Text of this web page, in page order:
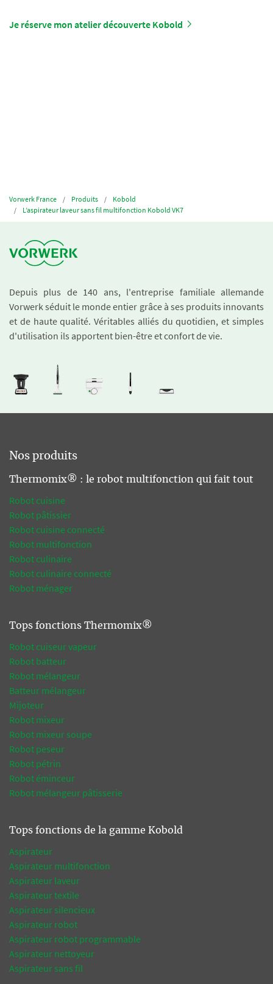
Je réserve mon atelier découverte Kobold
Vorwerk France Produits
Kobold
L’aspirateur laveur sans fil multifonction Kobold VK7
Depuis plus de 140 ans, l'entreprise familiale allemande
Vorwerk séduit le monde entier grâce à ses produits innovants
et de haute qualité. Véritables alliés du quotidien, et simples
d'utilisation ils apportent bien-être et confort de vie.
Nos produits
Thermomix® : le robot multifonction qui fait tout
Robot cuisine
Robot pâtissier
Robot cuisine connecté
Robot multifonction
Robot culinaire
Robot culinaire connecté
Robot ménager
Tops fonctions Thermomix®
Robot cuiseur vapeur
Robot batteur
Robot mélangeur
Batteur mélangeur
Mijoteur
Robot mixeur
Robot mixeur soupe
Robot peseur
Robot pétrin
Robot éminceur
Robot mélangeur pâtisserie
Tops fonctions de la gamme Kobold
Aspirateur
Aspirateur multifonction
Aspirateur laveur
Aspirateur textile
Aspirateur silencieux
Aspirateur robot
Aspirateur robot programmable
Aspirateur nettoyeur
Aspirateur sans fil